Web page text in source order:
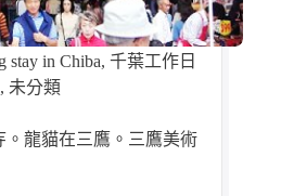
stay in Chiba, 千葉工作日
, 未分類
。龍貓在三鷹。三鷹美術